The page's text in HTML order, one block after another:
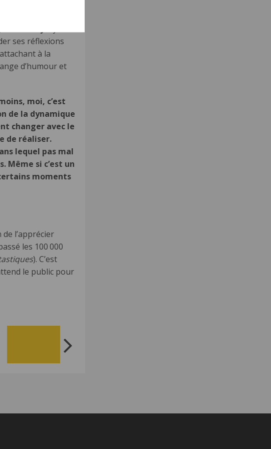
au
ses réflexions
à la
d’humour et
moi, c’est
de la dynamique
changer avec le
de réaliser.
lequel pas mal
Même si c’est un
moments
l’apprécier
les 100 000
). C’est
le public pour